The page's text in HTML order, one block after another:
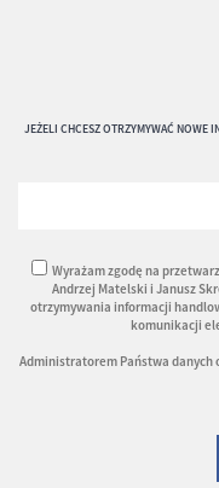
JEŻELI CHCESZ OTRZYMYWAĆ NOWE
Wyrażam zgodę na
Andrzej Matelski i Janusz
otrzymywania informacji
komunikacji
Administratorem Państwa danych